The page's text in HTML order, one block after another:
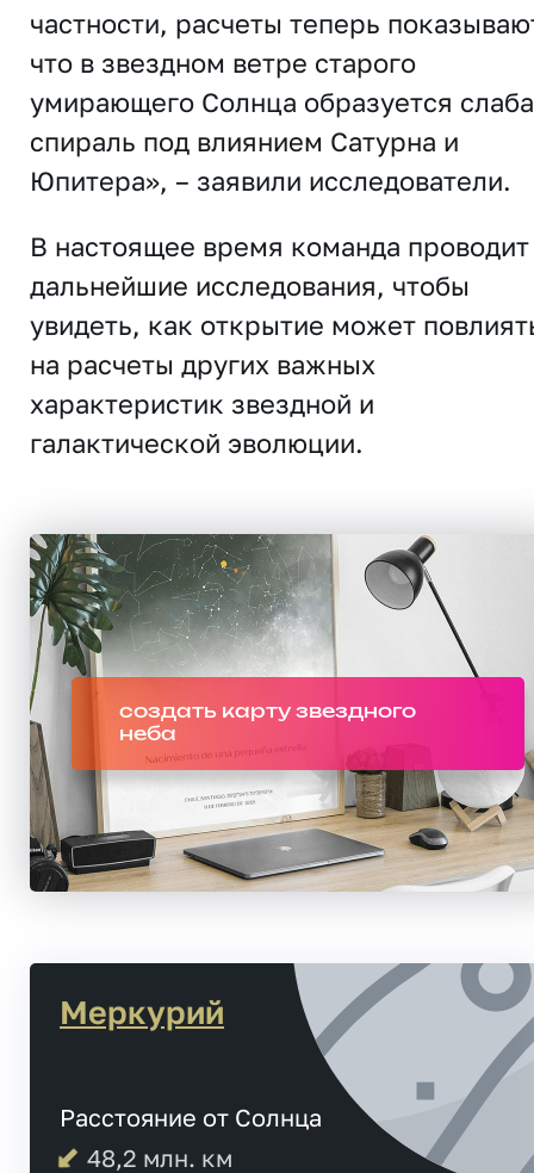
частности, расчеты теперь
что в звездном ветре старого
умирающего Солнца образуется
спираль под влиянием Сатурна и
Юпитера», – заявили исследователи.
В настоящее время команда проводит
дальнейшие исследования, чтобы
увидеть, как открытие может
на расчеты других важных
характеристик звездной и
галактической эволюции.
создать карту звездного
неба
Меркурий
Расстояние от Солнца
48,2 млн. км